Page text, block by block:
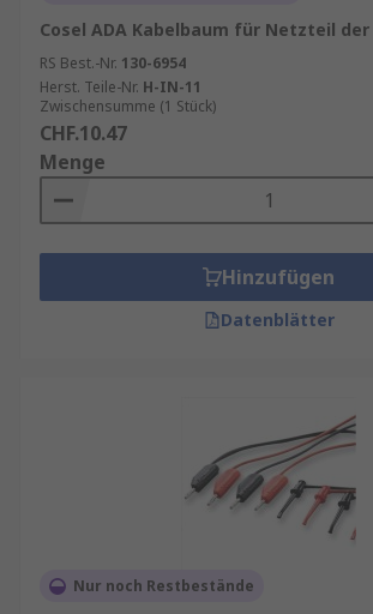
Cosel ADA Kabelbaum für Netzteil der
RS Best.-Nr. 130-6954
Herst. Teile-Nr. H-IN-11
Zwischensumme (1 Stück)
CHF.10.47
Menge
Hinzufügen
Datenblätter
Nur noch Restbestände